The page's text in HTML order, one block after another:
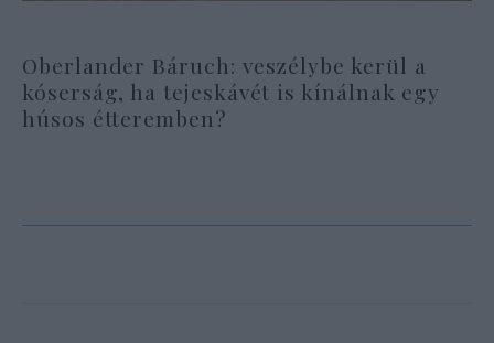
Oberlander Báruch: veszélybe kerül a
kóserság, ha tejeskávét is kínálnak egy
húsos étteremben?